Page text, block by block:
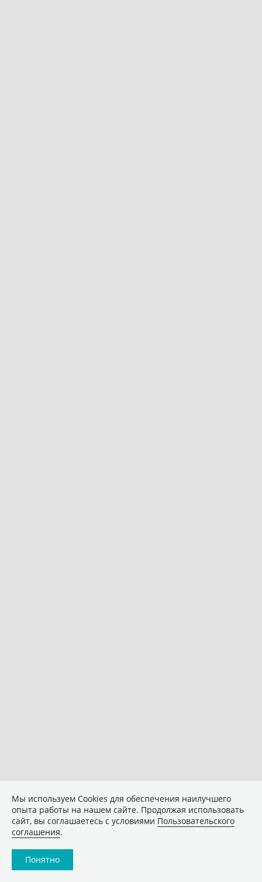
Мы используем Сookies для обеспечения наилучшего
опыта работы на нашем сайте. Продолжая использовать
сайт, вы соглашаетесь с условиями Пользовательского
соглашения.
Понятно